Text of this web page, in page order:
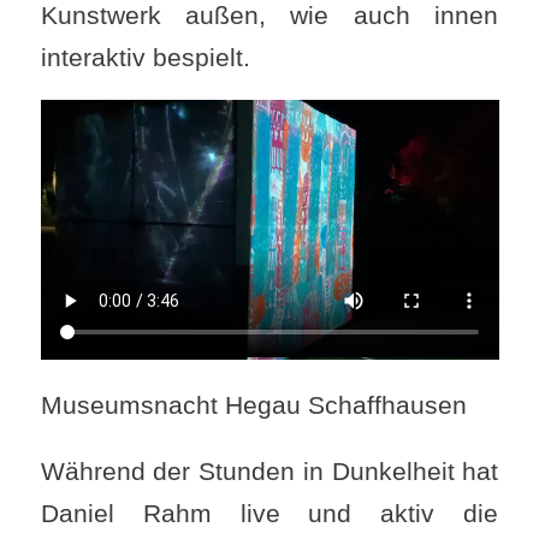
Kunstwerk außen, wie auch innen
interaktiv bespielt.
Museumsnacht Hegau Schaffhausen
Während der Stunden in Dunkelheit hat
Daniel Rahm live und aktiv die